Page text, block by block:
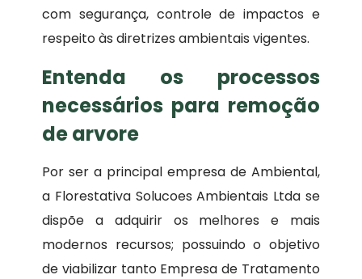
com segurança, controle de impactos e
respeito às diretrizes ambientais vigentes.
Entenda os processos
necessários para remoção
de arvore
Por ser a principal empresa de Ambiental,
a Florestativa Solucoes Ambientais Ltda se
dispõe a adquirir os melhores e mais
modernos recursos; possuindo o objetivo
de viabilizar tanto Empresa de Tratamento